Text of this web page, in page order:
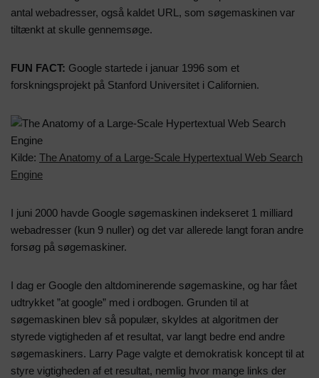
antal webadresser, også kaldet URL, som søgemaskinen var
tiltænkt at skulle gennemsøge.
FUN FACT: Google startede i januar 1996 som et
forskningsprojekt på Stanford Universitet i Californien.
Kilde: The Anatomy of a Large-Scale Hypertextual Web Search
Engine
I juni 2000 havde Google søgemaskinen indekseret 1 milliard
webadresser (kun 9 nuller) og det var allerede langt foran andre
forsøg på søgemaskiner.
I dag er Google den altdominerende søgemaskine, og har fået
udtrykket ”at google” med i ordbogen. Grunden til at
søgemaskinen blev så populær, skyldes at algoritmen der
styrede vigtigheden af et resultat, var langt bedre end andre
søgemaskiners. Larry Page valgte et demokratisk koncept til at
styre vigtigheden af et resultat, nemlig hvor mange links der